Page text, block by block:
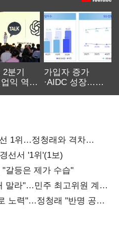
2분기
익 역대
가입자 증가
·AIDC 성장…
1위…정청래와 격차
선서 '1위'(1보)
갈등은 제가 수습"
말라"…민주 최고위원 계파
노력"…정청래 "반명 공세